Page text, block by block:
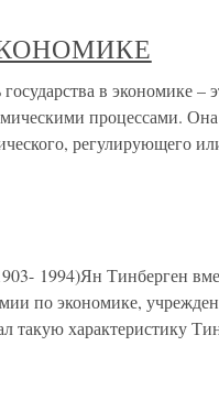
в экономике –
процессами.
регулирующего
Тинберген
по экономике,
характеристику